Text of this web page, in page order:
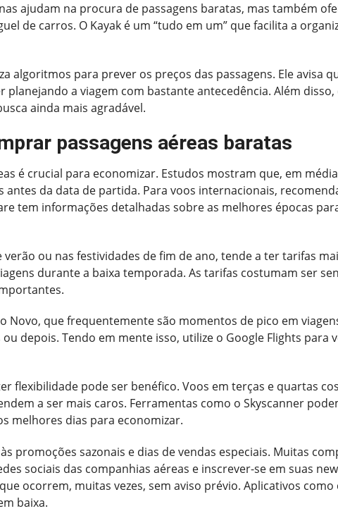
ajudam na procura de passagens baratas, mas também
de carros. O Kayak é um “tudo em um” que facilita a
para prever os preços das passagens. Ele avisa
a viagem com bastante antecedência. Além
ainda mais agradável.
passagens aéreas baratas
é crucial para economizar. Estudos mostram que, em
da data de partida. Para voos internacionais,
tem informações detalhadas sobre as melhores épocas
ou nas festividades de fim de ano, tende a ter tarifas
durante a baixa temporada. As tarifas costumam ser
Novo, que frequentemente são momentos de pico em
depois. Tendo em mente isso, utilize o Google Flights para
flexibilidade pode ser benéfico. Voos em terças e quartas
a ser mais caros. Ferramentas como o Skyscanner
melhores dias para economizar.
promoções sazonais e dias de vendas especiais. Muitas
sociais das companhias aéreas e inscrever-se em suas
ocorrem, muitas vezes, sem aviso prévio. Aplicativos
baixa.